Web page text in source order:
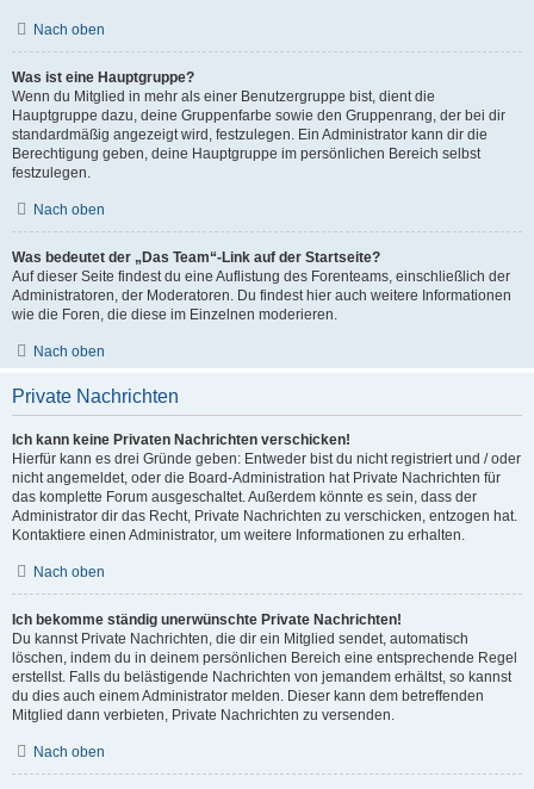
Nach oben
Was ist eine Hauptgruppe?
Wenn du Mitglied in mehr als einer Benutzergruppe bist, dient die
Hauptgruppe dazu, deine Gruppenfarbe sowie den Gruppenrang, der bei dir
standardmäßig angezeigt wird, festzulegen. Ein Administrator kann dir die
Berechtigung geben, deine Hauptgruppe im persönlichen Bereich selbst
festzulegen.
Nach oben
Was bedeutet der „Das Team“-Link auf der Startseite?
Auf dieser Seite findest du eine Auflistung des Forenteams, einschließlich der
Administratoren, der Moderatoren. Du findest hier auch weitere Informationen
wie die Foren, die diese im Einzelnen moderieren.
Nach oben
Private Nachrichten
Ich kann keine Privaten Nachrichten verschicken!
Hierfür kann es drei Gründe geben: Entweder bist du nicht registriert und / oder
nicht angemeldet, oder die Board-Administration hat Private Nachrichten für
das komplette Forum ausgeschaltet. Außerdem könnte es sein, dass der
Administrator dir das Recht, Private Nachrichten zu verschicken, entzogen hat.
Kontaktiere einen Administrator, um weitere Informationen zu erhalten.
Nach oben
Ich bekomme ständig unerwünschte Private Nachrichten!
Du kannst Private Nachrichten, die dir ein Mitglied sendet, automatisch
löschen, indem du in deinem persönlichen Bereich eine entsprechende Regel
erstellst. Falls du belästigende Nachrichten von jemandem erhältst, so kannst
du dies auch einem Administrator melden. Dieser kann dem betreffenden
Mitglied dann verbieten, Private Nachrichten zu versenden.
Nach oben